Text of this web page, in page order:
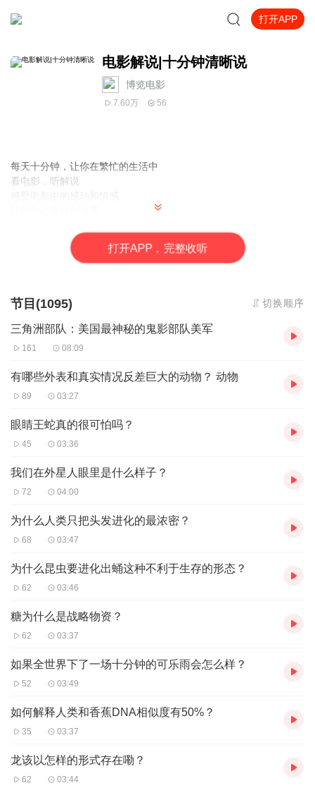
打开APP
电影解说|十分钟清晰说
博览电影
7.60万 56
每天十分钟，让你在繁忙的生活中
看电影，听解说
通过解说，你将更深入地了解电影中的情节和人物
感受到电影所传递的真挚情感和人间温暖
打开APP，完整收听
节目(1095) 切换顺序
三角洲部队：美国最神秘的鬼影部队美军
161 08:09
有哪些外表和真实情况反差巨大的动物？ 动物
89 03:27
眼睛王蛇真的很可怕吗？
45 03:36
我们在外星人眼里是什么样子？
72 04:00
为什么人类只把头发进化的最浓密？
68 03:47
为什么昆虫要进化出蛹这种不利于生存的形态？
62 03:46
糖为什么是战略物资？
62 03:37
如果全世界下了一场十分钟的可乐雨会怎么样？
52 03:49
如何解释人类和香蕉DNA相似度有50%？
35 03:37
龙该以怎样的形式存在嘞？
62 03:44